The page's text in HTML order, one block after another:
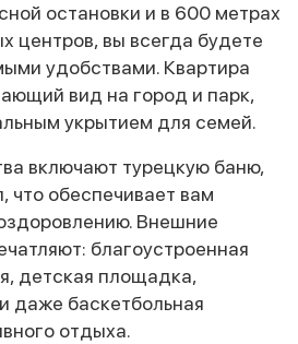
остановки и в 600 метрах
центров, вы всегда будете
удобствами. Квартира
вид на город и парк,
укрытием для семей.
включают турецкую баню,
что обеспечивает вам
Внешние
благоустроенная
детская площадка,
даже баскетбольная
отдыха.